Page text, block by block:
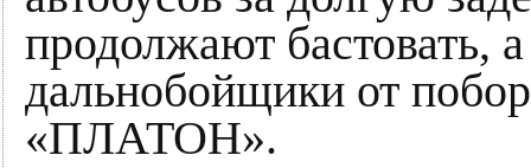
продолжают бастовать,
дальнобойщики от
«ПЛАТОН».